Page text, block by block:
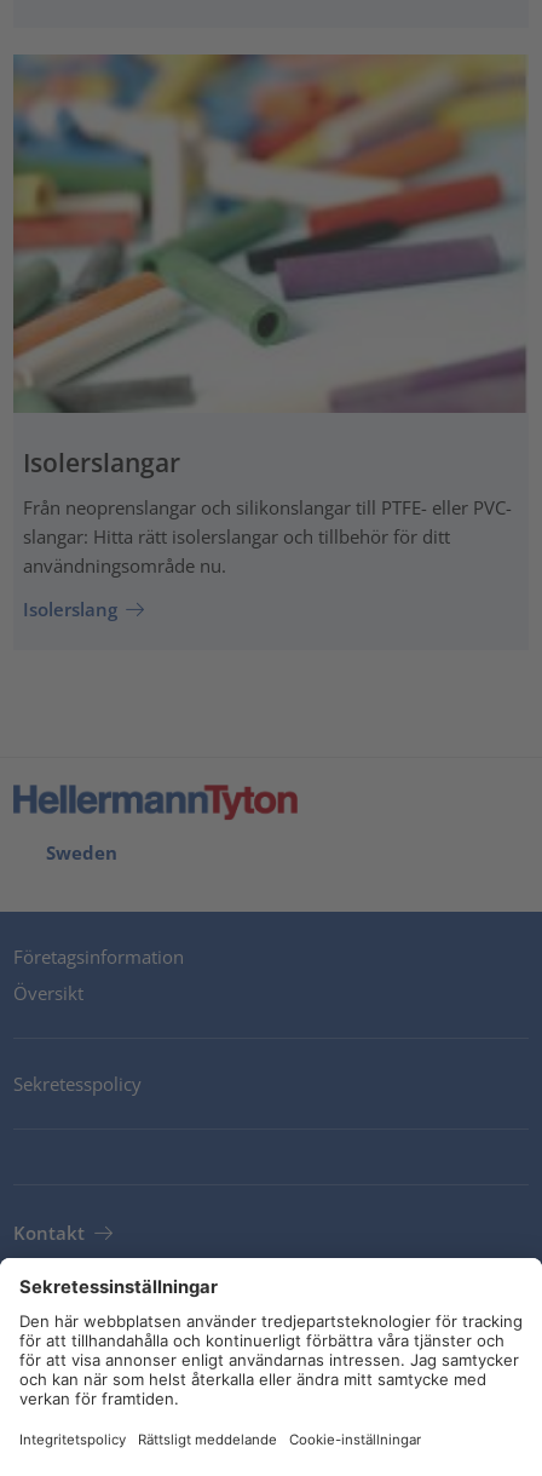
Isolerslangar
Från neoprenslangar och silikonslangar till PTFE- eller PVC-
slangar: Hitta rätt isolerslangar och tillbehör för ditt
användningsområde nu.
Isolerslang
Sweden
Företagsinformation
Översikt
Sekretesspolicy
Kontakt
Leveransvillkor
Riktlinjer och åtaganden
Sociala medier